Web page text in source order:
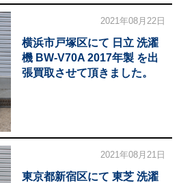
2021年08月22日
横浜市戸塚区にて 日立 洗濯
機 BW-V70A 2017年製 を出
張買取させて頂きました。
2021年08月21日
東京都新宿区にて 東芝 洗濯